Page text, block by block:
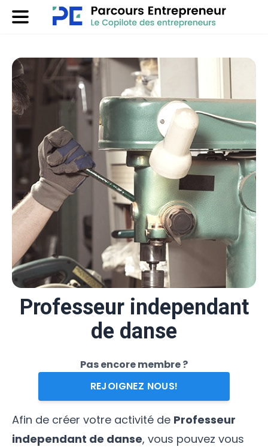
Professeur independant
de danse
Pas encore membre ?
REJOIGNEZ NOUS!
Afin de créer votre activité de Professeur
independant de danse, vous pouvez vous